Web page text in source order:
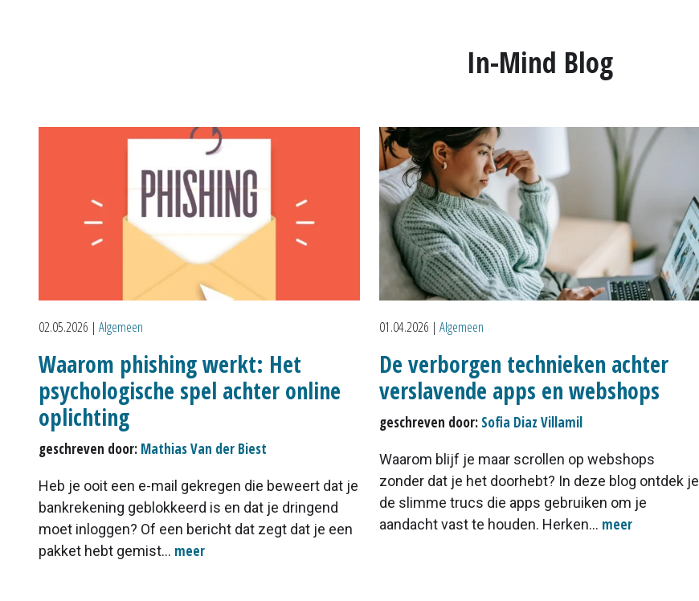
In-Mind Blog
02.05.2026 | Algemeen
Waarom phishing werkt: Het
psychologische spel achter online
oplichting
geschreven door: Mathias Van der Biest
Heb je ooit een e-mail gekregen die beweert dat je
bankrekening geblokkeerd is en dat je dringend
moet inloggen? Of een bericht dat zegt dat je een
pakket hebt gemist... meer
01.04.2026 | Algemeen
De verborgen technieken achter
verslavende apps en webshops
geschreven door: Sofia Diaz Villamil
Waarom blijf je maar scrollen op webshops
zonder dat je het doorhebt? In deze blog ontdek je
de slimme trucs die apps gebruiken om je
aandacht vast te houden. Herken... meer